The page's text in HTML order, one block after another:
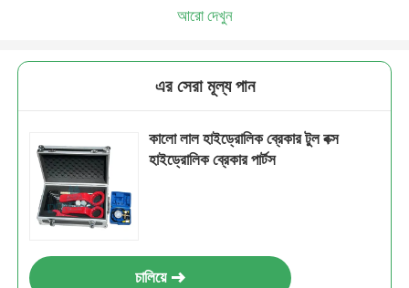
আরো দেখুন
এর সেরা মূল্য পান
কালো লাল হাইড্রোলিক ব্রেকার টুল বক্স
হাইড্রোলিক ব্রেকার পার্টস
চালিয়ে